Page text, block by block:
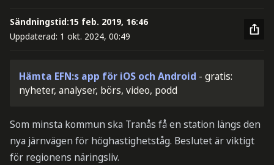
Sändningstid:15 feb. 2019, 16:46
Uppdaterad: 1 okt. 2024, 00:49
Hämta EFN:s app för iOS och Android - gratis:
nyheter, analyser, börs, video, podd
Som minsta kommun ska Tranås få en station längs den
nya järnvägen för höghastighetståg. Beslutet är viktigt
för regionens näringsliv.